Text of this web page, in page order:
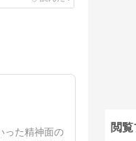
った精神面の
閲